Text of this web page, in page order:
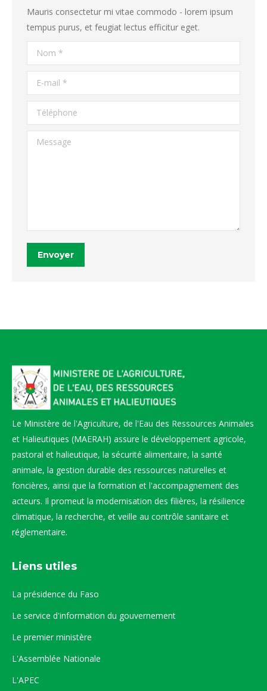
Mauris consectetur mi vitae commodo - lorem ipsum
tempus purus, et feugiat lectus efficitur eget.
Nom *
E-mail *
Téléphone
Message
Envoyer
Le Ministère de l'Agriculture, de l'Eau des Ressources Animales
et Halieutiques (MAERAH) assure le développement agricole,
pastoral et halieutique, la sécurité alimentaire, la santé
animale, la gestion durable des ressources naturelles et
foncières, ainsi que la formation et l'accompagnement des
acteurs. Il promeut la modernisation des filières, la résilience
climatique, la recherche, et veille au contrôle sanitaire et
réglementaire.
Liens utiles
La présidence du Faso
Le service d'information du gouvernement
Le premier ministère
L'Assemblée Nationale
L'APEC